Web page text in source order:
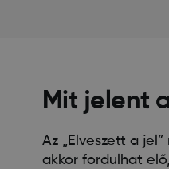
Mit jelent
Az „Elveszett a
akkor fordulhat